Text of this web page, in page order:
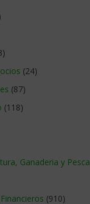
(24)
(87)
(118)
Ganaderia y Pesca
(910)